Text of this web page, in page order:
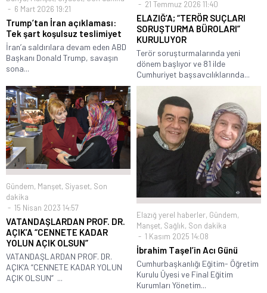
6 Mart 2026 19:21
Trump’tan İran açıklaması:
Tek şart koşulsuz teslimiyet
İran’a saldırılara devam eden ABD
Başkanı Donald Trump, savaşın
sona...
21 Temmuz 2026 11:40
ELAZIĞ’A; “TERÖR SUÇLARI
SORUŞTURMA BÜROLARI”
KURULUYOR
Terör soruşturmalarında yeni
dönem başlıyor ve 81 ilde
Cumhuriyet başsavcılıklarında...
Gündem, Manşet, Siyaset, Son
dakika
15 Nisan 2023 14:57
VATANDAŞLARDAN PROF. DR.
AÇIK’A “CENNETE KADAR
YOLUN AÇIK OLSUN”
VATANDAŞLARDAN PROF. DR.
AÇIK’A “CENNETE KADAR YOLUN
AÇIK OLSUN” ...
Elazığ yerel haberler, Gündem,
Manşet, Sağlık, Son dakika
1 Kasım 2025 14:08
İbrahim Taşel’in Acı Günü
Cumhurbaşkanlığı Eğitim- Öğretim
Kurulu Üyesi ve Final Eğitim
Kurumları Yönetim...